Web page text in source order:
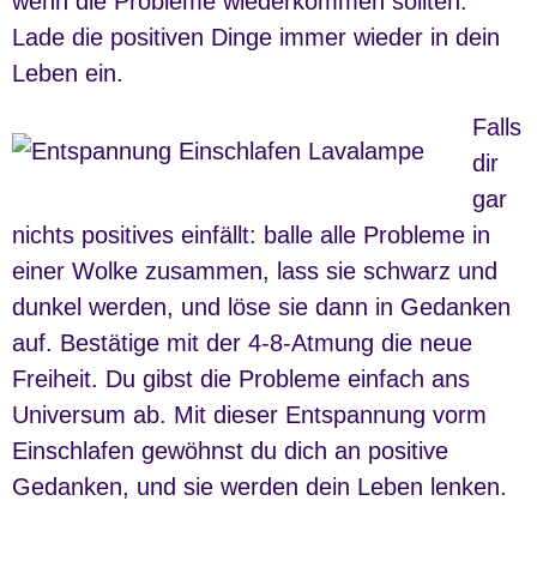
Lade die positiven Dinge immer wieder in dein
Leben ein.
Falls
dir
gar
nichts positives einfällt: balle alle Probleme in
einer Wolke zusammen, lass sie schwarz und
dunkel werden, und löse sie dann in Gedanken
auf. Bestätige mit der 4-8-Atmung die neue
Freiheit. Du gibst die Probleme einfach ans
Universum ab. Mit dieser Entspannung vorm
Einschlafen gewöhnst du dich an positive
Gedanken, und sie werden dein Leben lenken.